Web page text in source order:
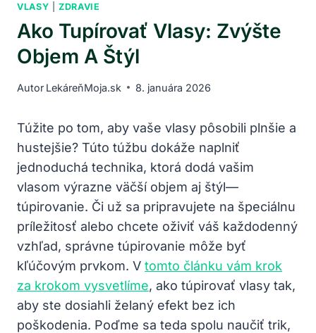
VLASY |ZDRAVIE
Ako Tupírovať Vlasy: Zvýšte
Objem A Štýl
Autor LekáreňMoja.sk 8. januára 2026
Túžite po tom, aby vaše vlasy pôsobili plnšie a
hustejšie? Túto túžbu dokáže naplniť
jednoduchá technika, ktorá dodá vašim
vlasom výrazne väčší objem aj štýl—
túpirovanie. Či už sa pripravujete na špeciálnu
príležitosť alebo chcete oživiť váš každodenný
vzhľad, správne túpirovanie môže byť
kľúčovým prvkom. V tomto článku vám krok
za krokom vysvetlíme, ako túpirovať vlasy tak,
aby ste dosiahli želaný efekt bez ich
poškodenia. Poďme sa teda spolu naučiť trik,